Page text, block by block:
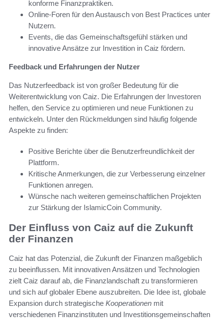
konforme Finanzpraktiken.
Online-Foren für den Austausch von Best Practices unter
Nutzern.
Events, die das Gemeinschaftsgefühl stärken und
innovative Ansätze zur Investition in Caiz fördern.
Feedback und Erfahrungen der Nutzer
Das Nutzerfeedback ist von großer Bedeutung für die
Weiterentwicklung von Caiz. Die Erfahrungen der Investoren
helfen, den Service zu optimieren und neue Funktionen zu
entwickeln. Unter den Rückmeldungen sind häufig folgende
Aspekte zu finden:
Positive Berichte über die Benutzerfreundlichkeit der
Plattform.
Kritische Anmerkungen, die zur Verbesserung einzelner
Funktionen anregen.
Wünsche nach weiteren gemeinschaftlichen Projekten
zur Stärkung der IslamicCoin Community.
Der Einfluss von Caiz auf die Zukunft
der Finanzen
Caiz hat das Potenzial, die Zukunft der Finanzen maßgeblich
zu beeinflussen. Mit innovativen Ansätzen und Technologien
zielt Caiz darauf ab, die Finanzlandschaft zu transformieren
und sich auf globaler Ebene auszubreiten. Die Idee ist, globale
Expansion durch strategische Kooperationen mit
verschiedenen Finanzinstituten und Investitionsgemeinschaften